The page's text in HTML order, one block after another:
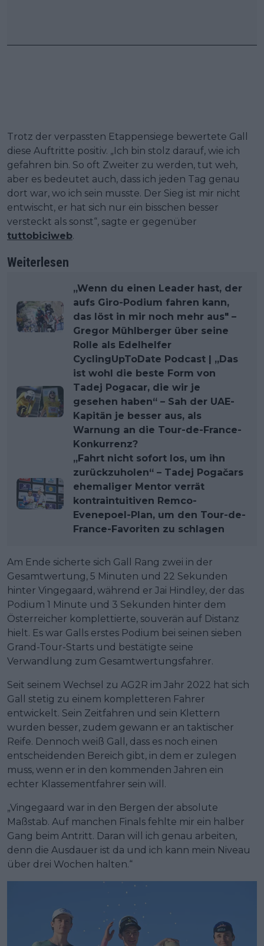
Trotz der verpassten Etappensiege bewertete Gall
diese Auftritte positiv. „Ich bin stolz darauf, wie ich
gefahren bin. So oft Zweiter zu werden, tut weh,
aber es bedeutet auch, dass ich jeden Tag genau
dort war, wo ich sein musste. Der Sieg ist mir nicht
entwischt, er hat sich nur ein bisschen besser
versteckt als sonst“, sagte er gegenüber
tuttobiciweb.
Weiterlesen
„Wenn du einen Leader hast, der
aufs Giro-Podium fahren kann,
das löst in mir noch mehr aus" –
Gregor Mühlberger über seine
Rolle als Edelhelfer
CyclingUpToDate Podcast | „Das
ist wohl die beste Form von
Tadej Pogacar, die wir je
gesehen haben“ – Sah der UAE-
Kapitän je besser aus, als
Warnung an die Tour-de-France-
Konkurrenz?
„Fahrt nicht sofort los, um ihn
zurückzuholen“ – Tadej Pogačars
ehemaliger Mentor verrät
kontraintuitiven Remco-
Evenepoel-Plan, um den Tour-de-
France-Favoriten zu schlagen
Am Ende sicherte sich Gall Rang zwei in der
Gesamtwertung, 5 Minuten und 22 Sekunden
hinter Vingegaard, während er Jai Hindley, der das
Podium 1 Minute und 3 Sekunden hinter dem
Österreicher komplettierte, souverän auf Distanz
hielt. Es war Galls erstes Podium bei seinen sieben
Grand-Tour-Starts und bestätigte seine
Verwandlung zum Gesamtwertungsfahrer.
Seit seinem Wechsel zu AG2R im Jahr 2022 hat sich
Gall stetig zu einem kompletteren Fahrer
entwickelt. Sein Zeitfahren und sein Klettern
wurden besser, zudem gewann er an taktischer
Reife. Dennoch weiß Gall, dass es noch einen
entscheidenden Bereich gibt, in dem er zulegen
muss, wenn er in den kommenden Jahren ein
echter Klassementfahrer sein will.
„Vingegaard war in den Bergen der absolute
Maßstab. Auf manchen Finals fehlte mir ein halber
Gang beim Antritt. Daran will ich genau arbeiten,
denn die Ausdauer ist da und ich kann mein Niveau
über drei Wochen halten.“